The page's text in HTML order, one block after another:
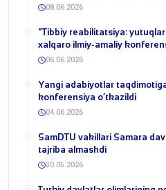
08.06.2026
​"Tibbiy reabilitatsiya:
xalqaro ilmiy-amaliy
06.06.2026
​Yangi adabiyotlar
konferensiya o‘tkazildi
04.06.2026
SamDTU vakillari Samara
tajriba almashdi
30.05.2026